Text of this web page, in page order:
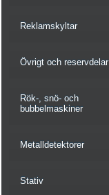
Reklamskyltar
Övrigt och reservdelar
Rök-, snö- och
bubbelmaskiner
Metalldetektorer
Stativ